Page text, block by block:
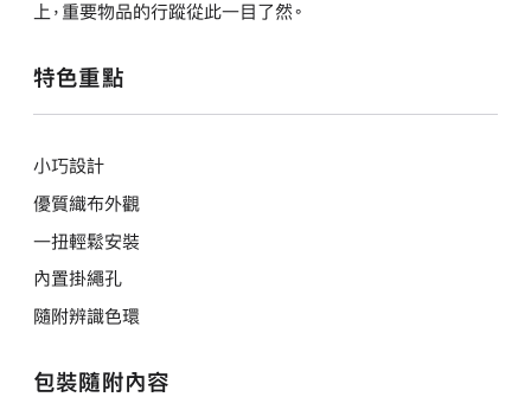
上，重要物品的行蹤從此一目了然。
特色重點
小巧設計
優質織布外觀
一扭輕鬆安裝
內置掛繩孔
隨附辨識色環
包裝隨附內容